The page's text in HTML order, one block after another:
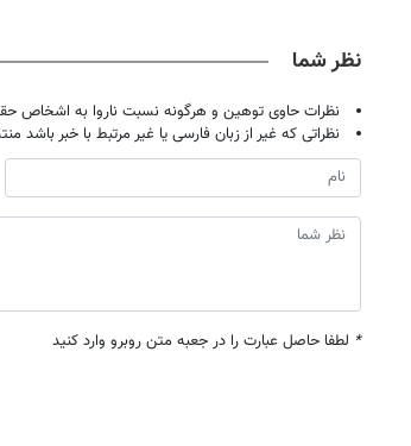
نظر شما
نظرات حاوی توهین و هرگونه نسبت ناروا به اشخاص
نظراتی که غیر از زبان فارسی یا غیر مرتبط با خبر باشد
* لطفا حاصل عبارت را در جعبه متن روبرو وارد کنید